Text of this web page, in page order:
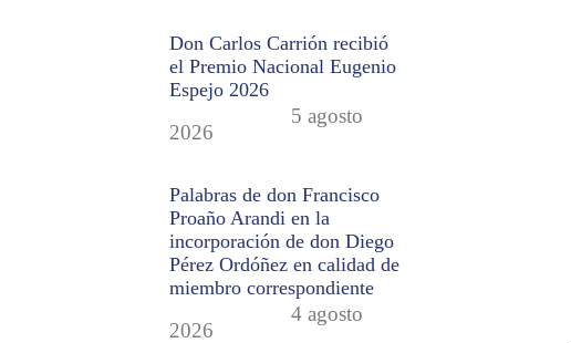
Don Carlos Carrión recibió
el Premio Nacional Eugenio
Espejo 2026
5 agosto
2026
Palabras de don Francisco
Proaño Arandi en la
incorporación de don Diego
Pérez Ordóñez en calidad de
miembro correspondiente
4 agosto
2026